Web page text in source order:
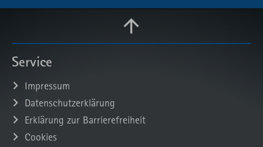
Service
Impressum
Datenschutzerklärung
Erklärung zur Barrierefreiheit
Cookies